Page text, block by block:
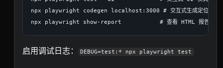
npx playwright codegen localhost:3000 # 交互式生成定位器
启用调试日志： DEBUG=test:* npx playwright test